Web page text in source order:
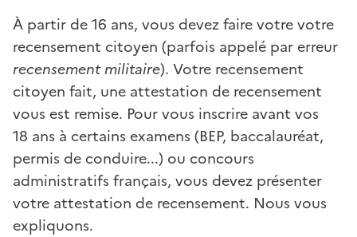
À partir de 16 ans, vous devez faire votre votre
recensement citoyen (parfois appelé par erreur
recensement militaire). Votre recensement
citoyen fait, une attestation de recensement
vous est remise. Pour vous inscrire avant vos
18 ans à certains examens (BEP, baccalauréat,
permis de conduire...) ou concours
administratifs français, vous devez présenter
votre attestation de recensement. Nous vous
expliquons.